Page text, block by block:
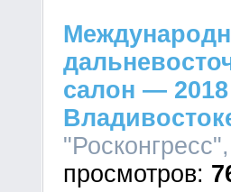
салон —